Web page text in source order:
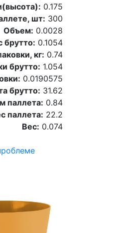
0.175
шт: 300
Объем: 0.0028
брутто: 0.1054
кг: 0.74
брутто: 1.054
0.0190575
брутто: 31.62
паллета: 0.84
паллета: 22.2
Вес: 0.074